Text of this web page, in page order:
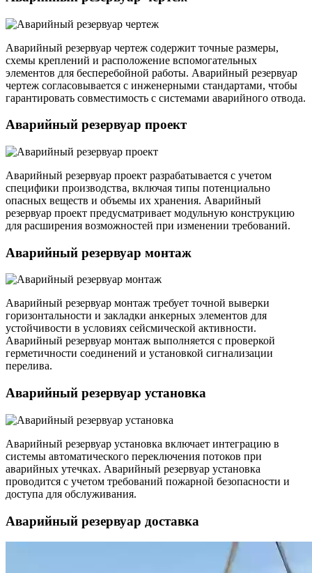
Аварийный резервуар чертеж содержит точные размеры,
схемы креплений и расположение вспомогательных
элементов для бесперебойной работы. Аварийный резервуар
чертеж согласовывается с инженерными стандартами, чтобы
гарантировать совместимость с системами аварийного отвода.
Аварийный резервуар проект
Аварийный резервуар проект разрабатывается с учетом
специфики производства, включая типы потенциально
опасных веществ и объемы их хранения. Аварийный
резервуар проект предусматривает модульную конструкцию
для расширения возможностей при изменении требований.
Аварийный резервуар монтаж
Аварийный резервуар монтаж требует точной выверки
горизонтальности и закладки анкерных элементов для
устойчивости в условиях сейсмической активности.
Аварийный резервуар монтаж выполняется с проверкой
герметичности соединений и установкой сигнализации
перелива.
Аварийный резервуар установка
Аварийный резервуар установка включает интеграцию в
системы автоматического переключения потоков при
аварийных утечках. Аварийный резервуар установка
проводится с учетом требований пожарной безопасности и
доступа для обслуживания.
Аварийный резервуар доставка